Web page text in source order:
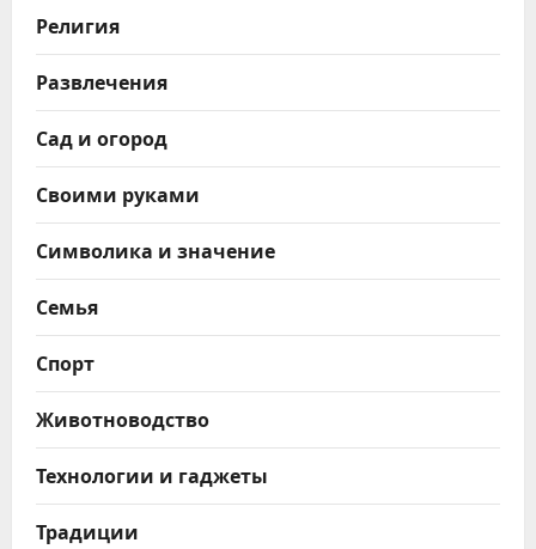
Религия
Развлечения
Сад и огород
Своими руками
Символика и значение
Семья
Спорт
Животноводство
Технологии и гаджеты
Традиции